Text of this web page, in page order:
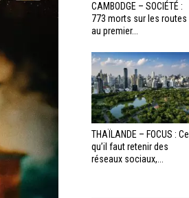
CAMBODGE – SOCIÉTÉ :
773 morts sur les routes
au premier...
THAÏLANDE – FOCUS : Ce
qu’il faut retenir des
réseaux sociaux,...